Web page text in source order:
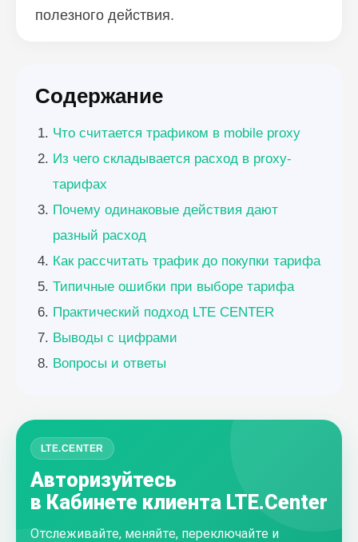
полезного действия.
Содержание
Что считается трафиком в mobile proxy
Из чего складывается расход в proxy-
тарифах
Почему одинаковые действия дают
разный расход
Как рассчитать трафик до покупки тарифа
Типичные ошибки при выборе тарифа
Практический подход LTE CENTER
Выводы с цифрами
Вопросы и ответы
LTE.CENTER
Авторизуйтесь
в Кабинете клиента LTE.Center
Отслеживайте, меняйте, переключайте и